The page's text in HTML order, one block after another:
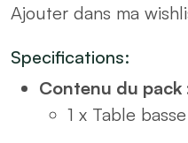
en
noir
quantity
Ajouter dans ma
Specifications:
Contenu du pack
1 x Table basse